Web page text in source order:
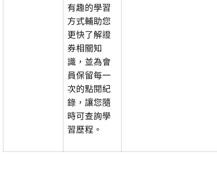
有趣的學習
方式輔助您
更快了解證
券相關知
識，並為會
員保留每一
次的點閱紀
錄，讓您隨
時可查詢學
習歷程。